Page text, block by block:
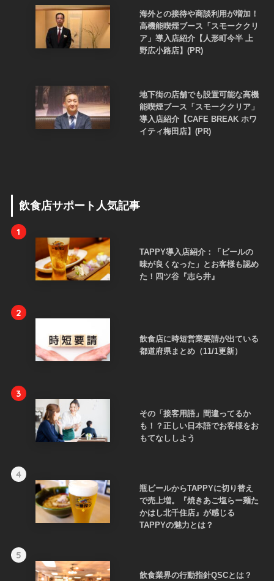
海外との接待や商談利用が増加！
高機能喫煙ブース「スモーククリ
ア」導入店紹介【人形町今半 上
野広小路店】(PR)
地下街の店舗でも設置可能な高機
能喫煙ブース「スモーククリア」
導入店紹介【CAFE BREAK ホワ
イティ梅田店】(PR)
飲食店サポート人気記事
1
TAPPY導入店紹介：「ビールの
味が良くなった」とお客様も認め
た！四ツ谷『志ら井』
2
飲食店に時短営業要請が出ている
都道府県まとめ（11/1更新）
3
その「接客用語」間違ってるか
も！？正しい日本語でお客様をお
もてなししよう
4
瓶ビールからTAPPYに切り替え
で売上増。『焼きあご塩らー麺た
かはし北千住店』が感じる
TAPPYの魅力とは？
5
飲食業界の行動指針QSCとは？